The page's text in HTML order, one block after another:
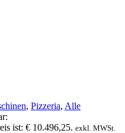
, Pizzeria, Alle
ist: € 10.496,25. exkl. MWSt.